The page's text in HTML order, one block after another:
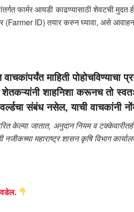
फार्मर आयडी काढण्यासाठी शेवटची मुदत
ID) तयार करुन घ्यावा, असे
माहिती
शाहनिशा करूनच तो
संबंध नसेल, याची वाचकांनी
केल्या जातात, अनुदान नियम व
नजीकच्या महाराष्ट्र शासन कृषि विभाग